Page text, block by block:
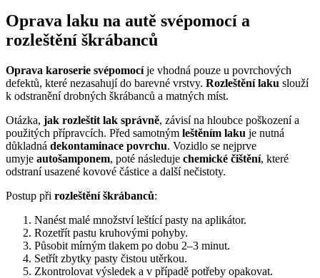
Oprava laku na autě svépomocí a
rozleštění škrábanců
Oprava karoserie svépomocíje vhodná pouze u povrchových
defektů, které nezasahují do barevné vrstvy. Rozleštění laku slouží
k odstranění drobných škrábanců a matných míst.
Otázka, jak rozleštit lak správně, závisí na hloubce poškození a
použitých přípravcích. Před samotným leštěním laku je nutná
důkladná dekontaminace povrchu. Vozidlo se nejprve
umyje autošamponem, poté následuje chemické čištění, které
odstraní usazené kovové částice a další nečistoty.
Postup při rozleštění škrábanců:
Nanést malé množství leštící pasty na aplikátor.
Rozetřít pastu kruhovými pohyby.
Působit mírným tlakem po dobu 2–3 minut.
Setřít zbytky pasty čistou utěrkou.
Zkontrolovat výsledek a v případě potřeby opakovat.